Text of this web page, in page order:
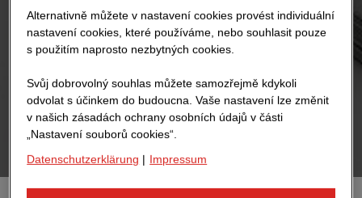
Alternativně můžete v nastavení cookies provést individuální
nastavení cookies, které používáme, nebo souhlasit pouze
s použitím naprosto nezbytných cookies.
Svůj dobrovolný souhlas můžete samozřejmě kdykoli
odvolat s účinkem do budoucna. Vaše nastavení lze změnit
v našich zásadách ochrany osobních údajů v části
„Nastavení souborů cookies“.
Datenschutzerklärung | Impressum